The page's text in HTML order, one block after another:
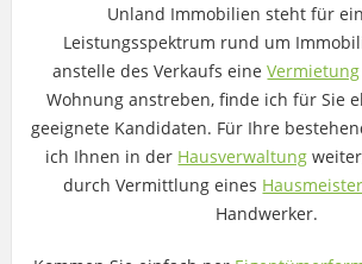
Unland Immobilien steht für
Leistungsspektrum rund um
anstelle des Verkaufs eineVermietung
Wohnung anstreben, finde ich für Sie
geeignete Kandidaten. Für Ihre
ich Ihnen in der Hausverwaltung
durch Vermittlung eines
Handwerker.